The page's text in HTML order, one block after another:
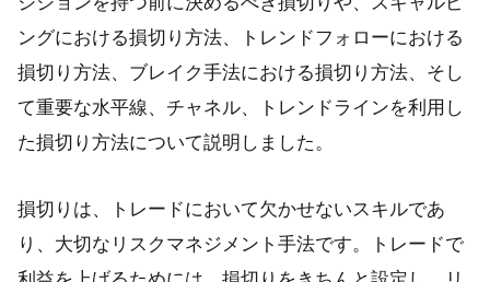
ングにおける損切り方法、トレンドフォローにおける
損切り方法、ブレイク手法における損切り方法、そし
て重要な水平線、チャネル、トレンドラインを利用し
た損切り方法について説明しました。
損切りは、トレードにおいて欠かせないスキルであ
り、大切なリスクマネジメント手法です。トレードで